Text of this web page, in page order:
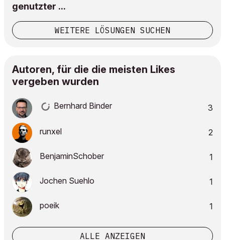
genutzter ...
WEITERE LÖSUNGEN SUCHEN
Autoren, für die die meisten Likes
vergeben wurden
Bernhard Binder 3
runxel 2
BenjaminSchober 1
Jochen Suehlo 1
poeik 1
ALLE ANZEIGEN